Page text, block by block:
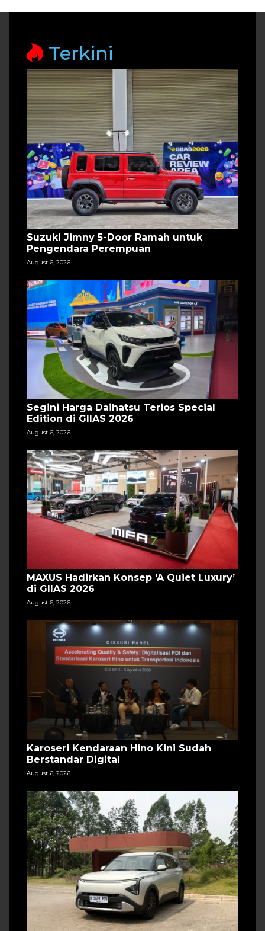
Terkini
Suzuki Jimny 5-Door Ramah untuk
Pengendara Perempuan
August 6, 2026
Segini Harga Daihatsu Terios Special
Edition di GIIAS 2026
August 6, 2026
MAXUS Hadirkan Konsep ‘A Quiet Luxury’
di GIIAS 2026
August 6, 2026
Karoseri Kendaraan Hino Kini Sudah
Berstandar Digital
August 6, 2026